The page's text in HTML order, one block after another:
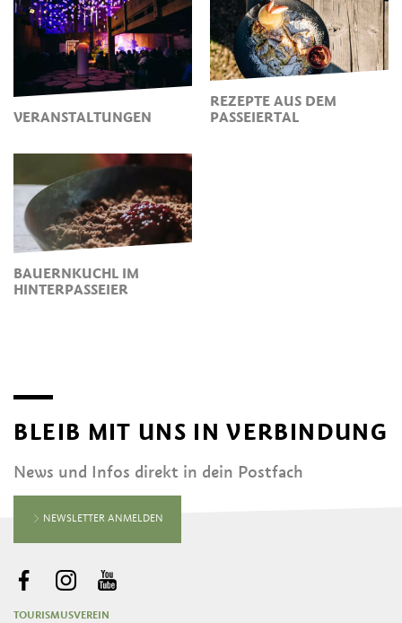
VERANSTALTUNGEN
REZEPTE AUS DEM
PASSEIERTAL
BAUERNKUCHL IM
HINTERPASSEIER
BLEIB MIT UNS IN VERBINDUNG
News und Infos direkt in dein Postfach
NEWSLETTER ANMELDEN
TOURISMUSVEREIN